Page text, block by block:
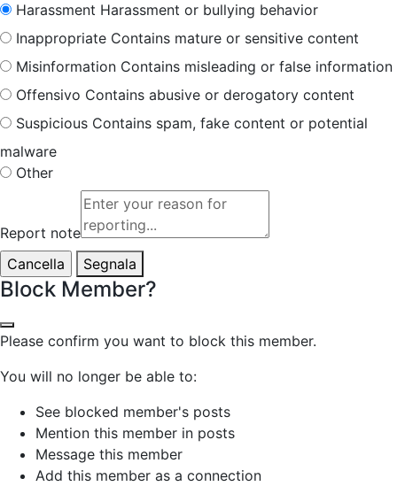
Harassment Harassment or bullying behavior
Inappropriate Contains mature or sensitive content
Misinformation Contains misleading or false information
Offensivo Contains abusive or derogatory content
Suspicious Contains spam, fake content or potential
malware
Other
Report note
Segnala
Block Member?
Please confirm you want to block this member.
You will no longer be able to:
See blocked member's posts
Mention this member in posts
Message this member
Add this member as a connection